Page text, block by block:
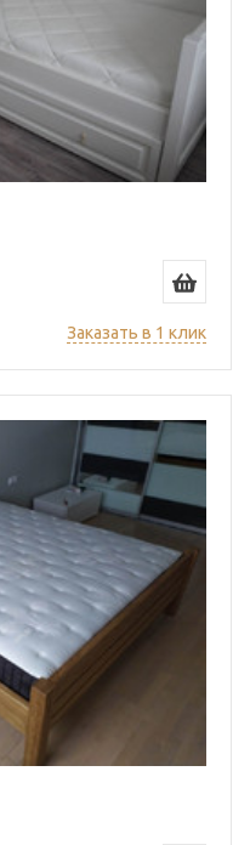
Заказать в 1 клик